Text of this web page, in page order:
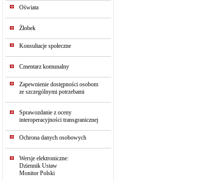
Oświata
Żłobek
Konsultacje społeczne
Cmentarz komunalny
Zapewnienie dostępności osobom
ze szczególnymi potrzebami
Sprawozdanie z oceny
interoperacyjności transgranicznej
Ochrona danych osobowych
Wersje elektroniczne:
Dziennik Ustaw
Monitor Polski